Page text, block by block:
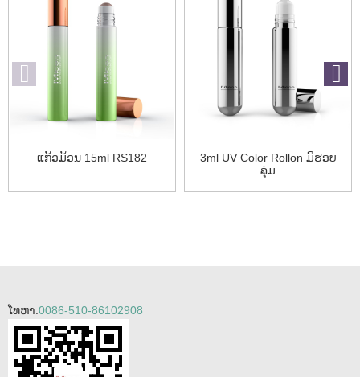
ແກ້ວມ້ວນ 15ml RS182
3ml UV Color Rollon ມີຮອບ
ລຸ່ມ
ໂທຫາ:0086-510-86102908